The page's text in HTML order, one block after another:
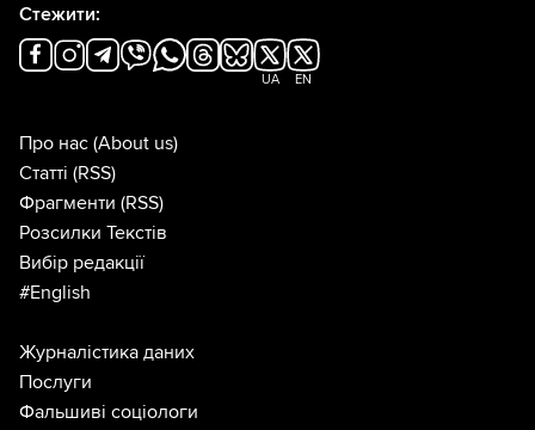
Стежити:
UA EN
Про нас (About us)
Статті (RSS)
Фрагменти (RSS)
Розсилки Текстів
Вибір редакції
#English
Журналістика даних
Послуги
Фальшиві соціологи